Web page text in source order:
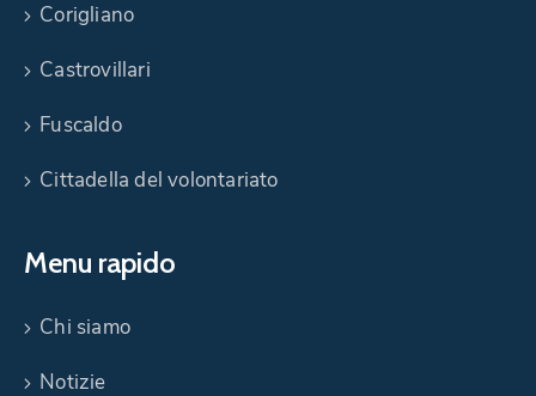
Corigliano
Castrovillari
Fuscaldo
Cittadella del volontariato
Menu rapido
Chi siamo
Notizie